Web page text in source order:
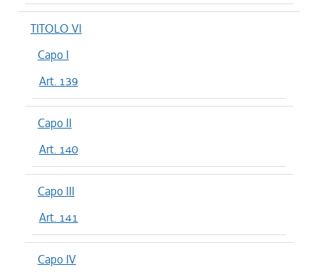
TITOLO VI
Capo I
Art. 139
Capo II
Art. 140
Capo III
Art. 141
Capo IV